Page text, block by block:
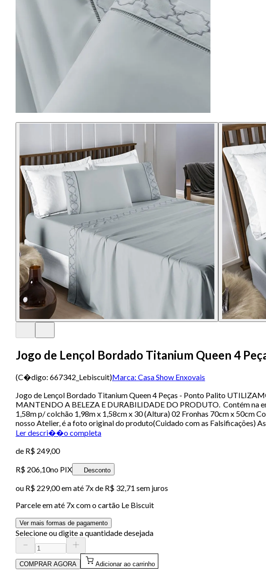
Jogo de Lençol Bordado Titanium Queen 4
(C�digo: 667342_Lebiscuit)Marca: Casa Show Enxovais
Jogo de Lençol Bordado Titanium Queen 4 Peças - Ponto Palito
MANTENDO A BELEZA E DURABILIDADE DO PRODUTO. Contém na
1,58m p/ colchão 1,98m x 1,58cm x 30 (Altura) 02 Fronhas 70cm x 50cm
nosso Atelier, é a foto original do produto(Cuidado com as Falsificações)
Ler descri��o completa
de R$ 249,00
R$ 206,10no PIX Desconto
ou R$ 229,00em até 7x de R$ 32,71 sem juros
Parcele em até 7x com o cartão Le Biscuit
Ver mais formas de pagamento
Selecione ou digite a quantidade desejada
COMPRAR AGORA Adicionar ao carrinho